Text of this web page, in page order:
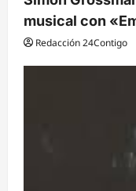
musical con
Redacción 24Contigo